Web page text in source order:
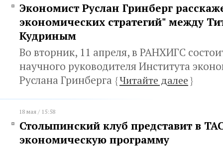
Экономист Руслан Гринберг
экономических стратегий" между
Кудриным
Во вторник, 11 апреля, в РАНХИГС
научного руководителя Института
Руслана Гринберга {Читайте далее}
18 мая / 15:58
Столыпинский клуб представит в
экономическую программу